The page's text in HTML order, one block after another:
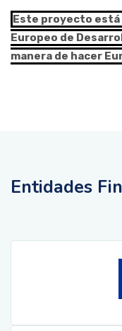
Este proyecto está
Europeo de
manera de hacer
Entidades